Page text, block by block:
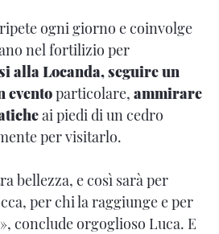
ogni giorno e coinvolge
nel fortilizio per
alla Locanda, seguire un
eventoparticolare, ammirare
ai piedi di un cedro
per visitarlo.
bellezza, e così sarà per
per chi la raggiunge e per
conclude orgoglioso Luca. E